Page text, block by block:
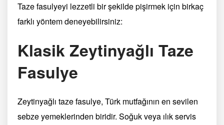
Taze fasulyeyi lezzetli bir şekilde pişirmek için birkaç
farklı yöntem deneyebilirsiniz:
Klasik Zeytinyağlı Taze
Fasulye
Zeytinyağlı taze fasulye, Türk mutfağının en sevilen
sebze yemeklerinden biridir. Soğuk veya ılık servis